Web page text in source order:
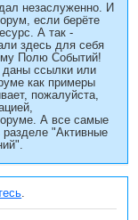
незаслуженно. И
если берёте
А так -
здесь для себя
Полю Событий!
даны ссылки или
как примеры
пожалуйста,
А все самые
"Активные